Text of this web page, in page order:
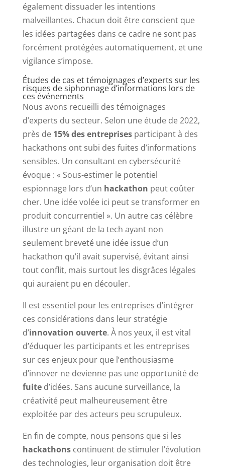
également dissuader les intentions
malveillantes. Chacun doit être conscient que
les idées partagées dans ce cadre ne sont pas
forcément protégées automatiquement, et une
vigilance s’impose.
Études de cas et témoignages d’experts sur les
risques de siphonnage d’informations lors de
ces événements
Nous avons recueilli des témoignages
d’experts du secteur. Selon une étude de 2022,
près de 15% des entreprisesparticipant à des
hackathons ont subi des fuites d’informations
sensibles. Un consultant en cybersécurité
évoque : « Sous-estimer le potentiel
espionnage lors d’un hackathon peut coûter
cher. Une idée volée ici peut se transformer en
produit concurrentiel ». Un autre cas célèbre
illustre un géant de la tech ayant non
seulement breveté une idée issue d’un
hackathon qu’il avait supervisé, évitant ainsi
tout conflit, mais surtout les disgrâces légales
qui auraient pu en découler.
Il est essentiel pour les entreprises d’intégrer
ces considérations dans leur stratégie
d’innovation ouverte. À nos yeux, il est vital
d’éduquer les participants et les entreprises
sur ces enjeux pour que l’enthousiasme
d’innover ne devienne pas une opportunité de
fuited’idées. Sans aucune surveillance, la
créativité peut malheureusement être
exploitée par des acteurs peu scrupuleux.
En fin de compte, nous pensons que si les
hackathonscontinuent de stimuler l’évolution
des technologies, leur organisation doit être